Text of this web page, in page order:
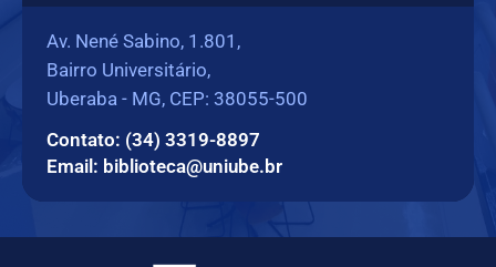
Av. Nené Sabino, 1.801,
Bairro Universitário,
Uberaba - MG, CEP: 38055-500
Contato: (34) 3319-8897
Email: biblioteca@uniube.br